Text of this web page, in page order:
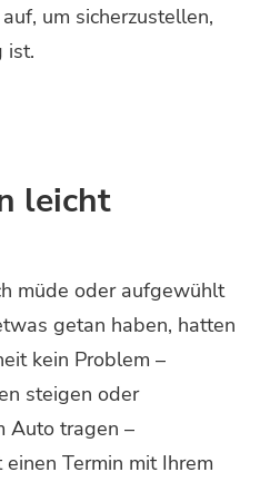
um sicherzustellen,
ist.
leicht
müde oder aufgewühlt
getan haben, hatten
kein Problem –
steigen oder
Auto tragen –
Termin mit Ihrem